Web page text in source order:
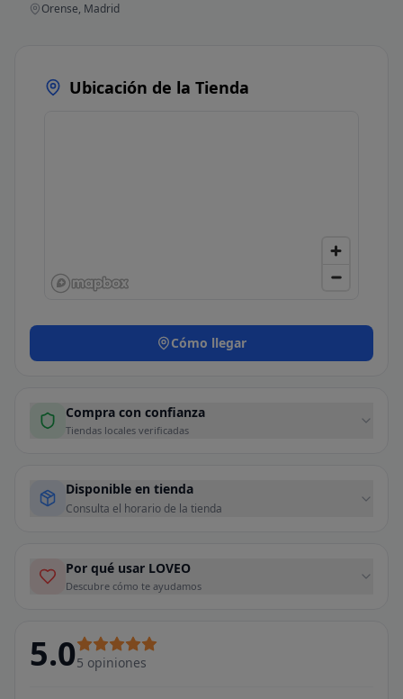
Orense, Madrid
Ubicación de la Tienda
Cómo llegar
Compra con confianza
Tiendas locales verificadas
Disponible en tienda
Consulta el horario de la tienda
Por qué usar LOVEO
Descubre cómo te ayudamos
5.05 opiniones